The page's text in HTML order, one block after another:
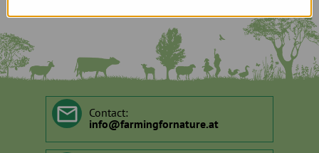
Contact:
info@farmingfornature.at